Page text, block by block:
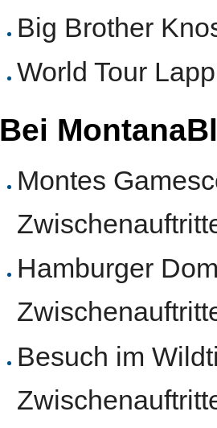
Big Brother
World Tour
Bei
Montes
Hamburger
Besuch im